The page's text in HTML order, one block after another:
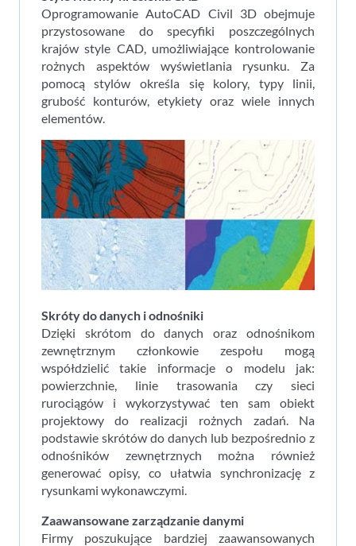
Oprogramowanie AutoCAD Civil 3D obejmuje
przystosowane do specyfiki poszczególnych
krajów style CAD, umożliwiające kontrolowanie
rożnych aspektów wyświetlania rysunku. Za
pomocą stylów określa się kolory, typy linii,
grubość konturów, etykiety oraz wiele innych
elementów.
Skróty do danych i odnośniki
Dzięki skrótom do danych oraz odnośnikom
zewnętrznym członkowie zespołu mogą
współdzielić takie informacje o modelu jak:
powierzchnie, linie trasowania czy sieci
rurociągów i wykorzystywać ten sam obiekt
projektowy do realizacji rożnych zadań. Na
podstawie skrótów do danych lub bezpośrednio z
odnośników zewnętrznych można również
generować opisy, co ułatwia synchronizację z
rysunkami wykonawczymi.
Zaawansowane zarządzanie danymi
Firmy poszukujące bardziej zaawansowanych